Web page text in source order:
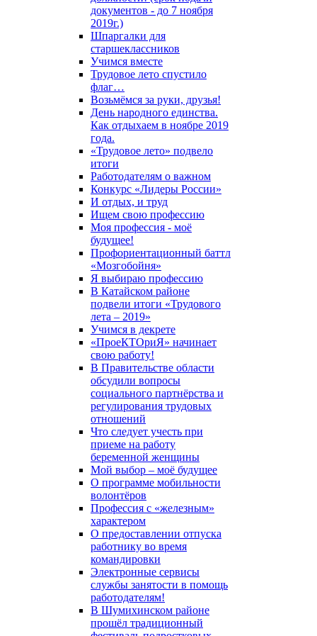
документов - до 7 ноября
2019г.)
Шпаргалки для
старшеклассников
Учимся вместе
Трудовое лето спустило
флаг…
Возьмёмся за руки, друзья!
День народного единства.
Как отдыхаем в ноябре 2019
года.
«Трудовое лето» подвело
итоги
Работодателям о важном
Конкурс «Лидеры России»
И отдых, и труд
Ищем свою профессию
Моя профессия - моё
будущее!
Профориентационный баттл
«Мозгобойня»
Я выбираю профессию
В Катайском районе
подвели итоги «Трудового
лета – 2019»
Учимся в декрете
«ПроеКТОриЯ» начинает
свою работу!
В Правительстве области
обсудили вопросы
социального партнёрства и
регулирования трудовых
отношений
Что следует учесть при
приеме на работу
беременной женщины
Мой выбор – моё будущее
О программе мобильности
волонтёров
Профессия с «железным»
характером
О предоставлении отпуска
работнику во время
командировки
Электронные сервисы
службы занятости в помощь
работодателям!
В Шумихинском районе
прошёл традиционный